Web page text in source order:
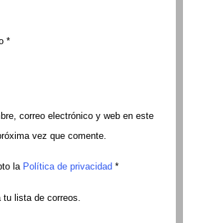
correo electrónico y web en este
vez que comente.
la Política de privacidad *
lista de correos.